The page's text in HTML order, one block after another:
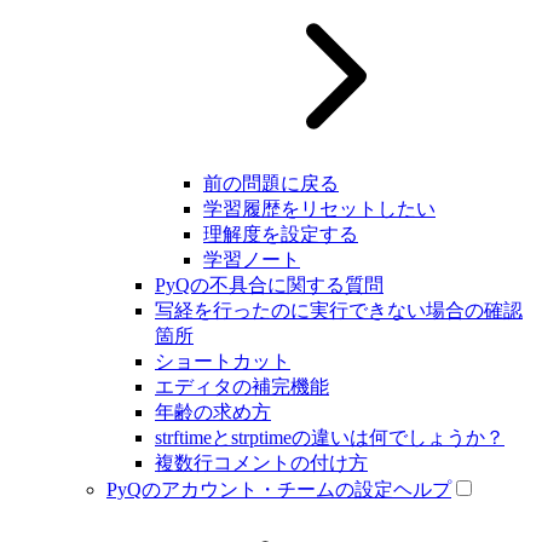
前の問題に戻る
学習履歴をリセットしたい
理解度を設定する
学習ノート
PyQの不具合に関する質問
写経を行ったのに実行できない場合の確認
箇所
ショートカット
エディタの補完機能
年齢の求め方
strftimeとstrptimeの違いは何でしょうか？
複数行コメントの付け方
PyQのアカウント・チームの設定ヘルプ